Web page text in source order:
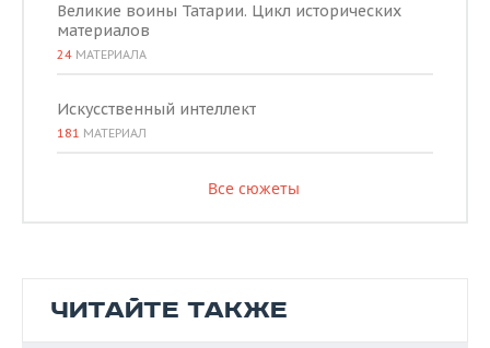
Великие воины Татарии. Цикл исторических
материалов
24 МАТЕРИАЛА
Искусственный интеллект
181 МАТЕРИАЛ
Все сюжеты
ЧИТАЙТЕ ТАКЖЕ